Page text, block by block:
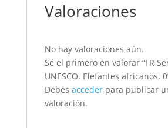
Valoraciones
No hay valoraciones aún.
Sé el primero en valorar “FR
UNESCO. Elefantes africanos.
Debes accederpara publicar
valoración.